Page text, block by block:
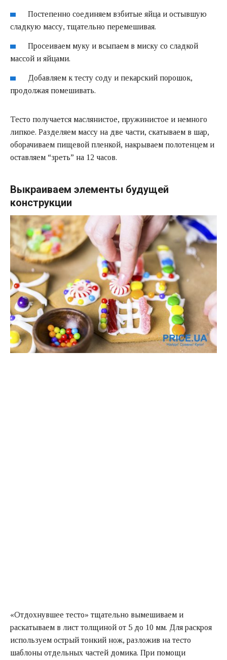
Постепенно соединяем взбитые яйца и остывшую
сладкую массу, тщательно перемешивая.
Просеиваем муку и всыпаем в миску со сладкой
массой и яйцами.
Добавляем к тесту соду и пекарский порошок,
продолжая помешивать.
Тесто получается маслянистое, пружинистое и немного
липкое. Разделяем массу на две части, скатываем в шар,
оборачиваем пищевой пленкой, накрываем полотенцем и
оставляем “зреть” на 12 часов.
Выкраиваем элементы будущей
конструкции
«Отдохнувшее тесто» тщательно вымешиваем и
раскатываем в лист толщиной от 5 до 10 мм. Для раскроя
используем острый тонкий нож, разложив на тесто
шаблоны отдельных частей домика. При помощи